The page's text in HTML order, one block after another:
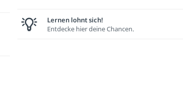
Lernen lohnt sich!
Entdecke hier deine Chancen.